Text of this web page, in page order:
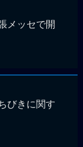
メッセで開
びきに関す